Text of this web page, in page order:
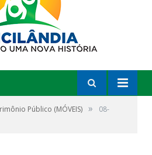
Público (MÓVEIS) »
08-